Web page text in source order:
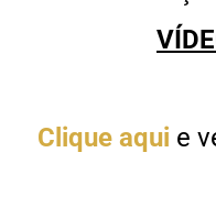
Clique aqui e